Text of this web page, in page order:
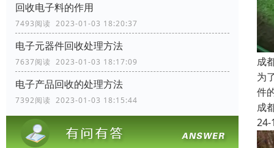
回收电子料的作用
7493阅读 2023-01-03 18:20:37
电子元器件回收处理方法
7637阅读 2023-01-03 18:17:09
电子产品回收的处理方法
7392阅读 2023-01-03 18:15:44
成
为
件
成
24-